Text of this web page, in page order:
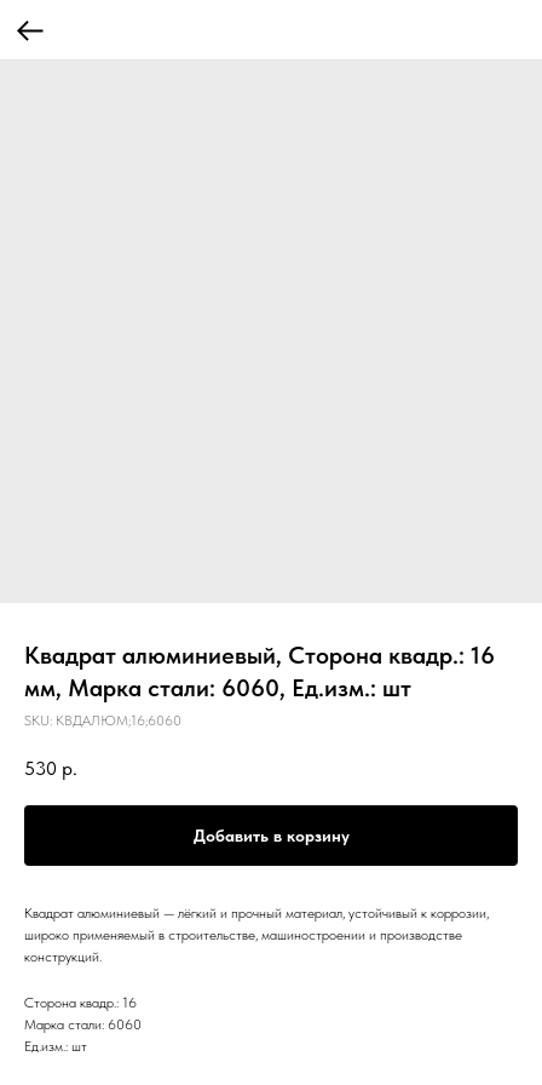
Квадрат алюминиевый, Сторона квадр.: 16
мм, Марка стали: 6060, Ед.изм.: шт
SKU: КВДАЛЮМ;16;6060
530 р.
Добавить в корзину
Квадрат алюминиевый — лёгкий и прочный материал, устойчивый к коррозии,
широко применяемый в строительстве, машиностроении и производстве
конструкций.
Сторона квадр.: 16
Марка стали: 6060
Ед.изм.: шт